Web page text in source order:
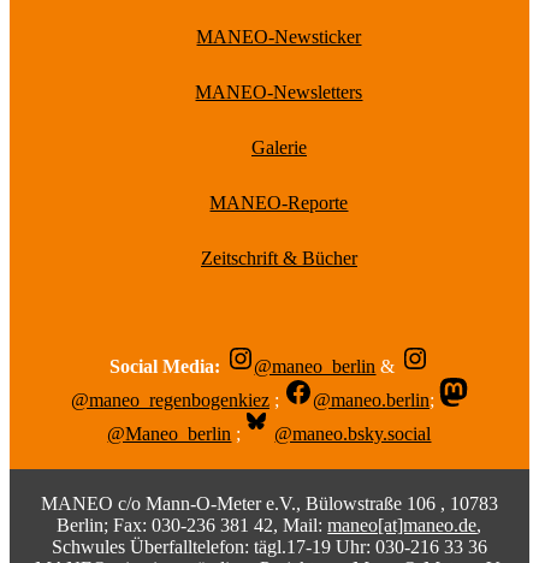
MANEO-Newsticker
MANEO-Newsletters
Galerie
MANEO-Reporte
Zeitschrift & Bücher
Social Media: @maneo_berlin &
@maneo_regenbogenkiez ; @maneo.berlin;
@Maneo_berlin ; @maneo.bsky.social
MANEO c/o Mann-O-Meter e.V., Bülowstraße 106 , 10783
Berlin; Fax: 030-236 381 42, Mail:maneo[at]maneo.de,
Schwules Überfalltelefon: tägl.17-19 Uhr: 030-216 33 36